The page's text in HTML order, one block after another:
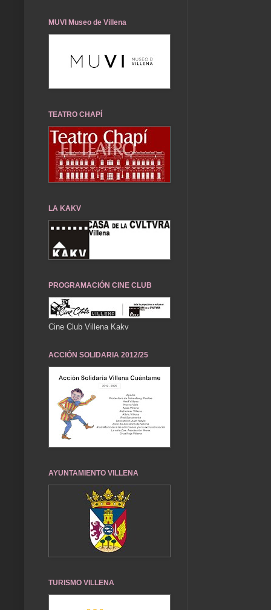
MUVI Museo de Villena
TEATRO CHAPÍ
LA KAKV
PROGRAMACIÓN CINE CLUB
Cine Club Villena Kakv
ACCIÓN SOLIDARIA 2012/25
AYUNTAMIENTO VILLENA
TURISMO VILLENA